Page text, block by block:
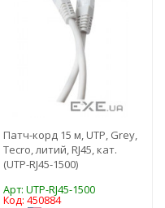
Патч-корд 15 м, UTP, Grey,
Tecro, литий, RJ45, кат.
(UTP-RJ45-1500)
Арт: UTP-RJ45-1500
Код: 450884